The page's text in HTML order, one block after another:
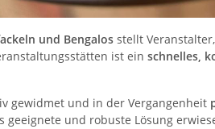
und Bengalos stellt
ist ein schnelles,
gewidmet und in der Vergangenheit
geeignete und robuste Lösung